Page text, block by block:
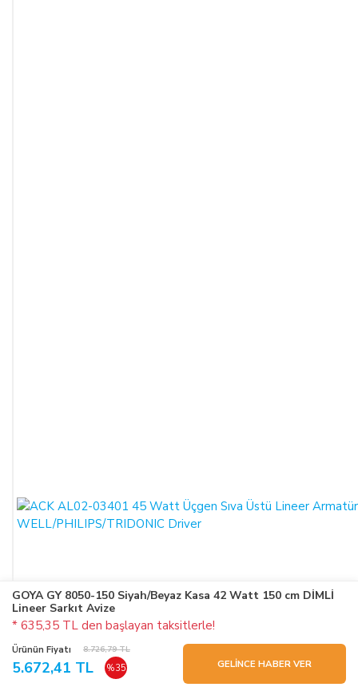
GOYA GY 8050-150 Siyah/Beyaz Kasa 42 Watt 150 cm DİMLİ
Lineer Sarkıt Avize
* 635,35 TL den başlayan taksitlerle!
Ürünün Fiyatı 8.726,79 TL
5.672,41 TL %35 GELİNCE HABER VER